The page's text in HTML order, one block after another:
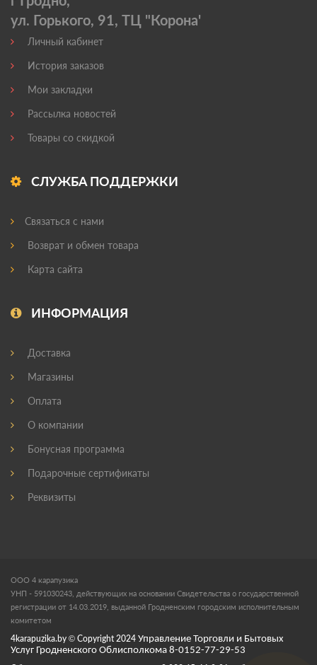
ул. Горького, 91, ТЦ "Корона'
Личный кабинет
История заказов
Мои закладки
Рассылка новостей
Товары со скидкой
СЛУЖБА ПОДДЕРЖКИ
Связаться с нами
Возврат и обмен товара
Карта сайта
ИНФОРМАЦИЯ
Доставка
Магазины
Оплата
О компании
Бонусная программа
Подарочные сертификаты
Реквизиты
ООО 4 карапузика
УНП - 591030243, действующих на основании Свидетельства о государственной
регистрации от 14.03.2019, выданной Гродненским городским исполнительным
комитетом
4karapuzika.by © Copyright 2024 Управление Торговли и Бытовых
Услуг Гродненского Облисполкома 8-0152-77-29-53